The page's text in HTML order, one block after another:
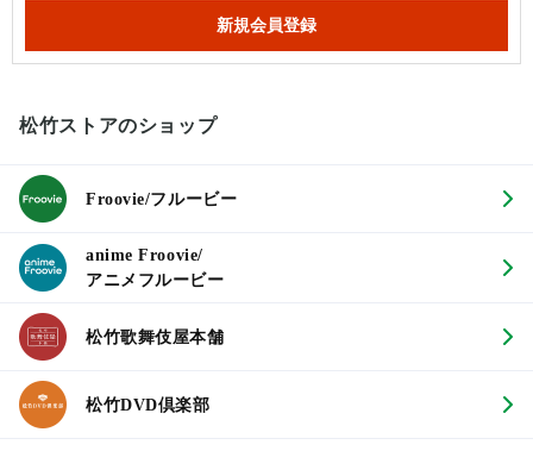
松竹ストアのショップ
Froovie/フルービー
anime Froovie/
アニメフルービー
松竹歌舞伎屋本舗
松竹DVD倶楽部